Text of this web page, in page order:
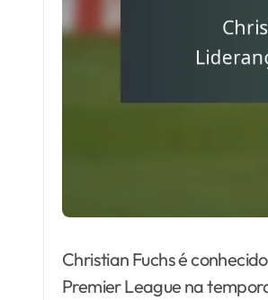
Christian Fuchs é
Premier League na